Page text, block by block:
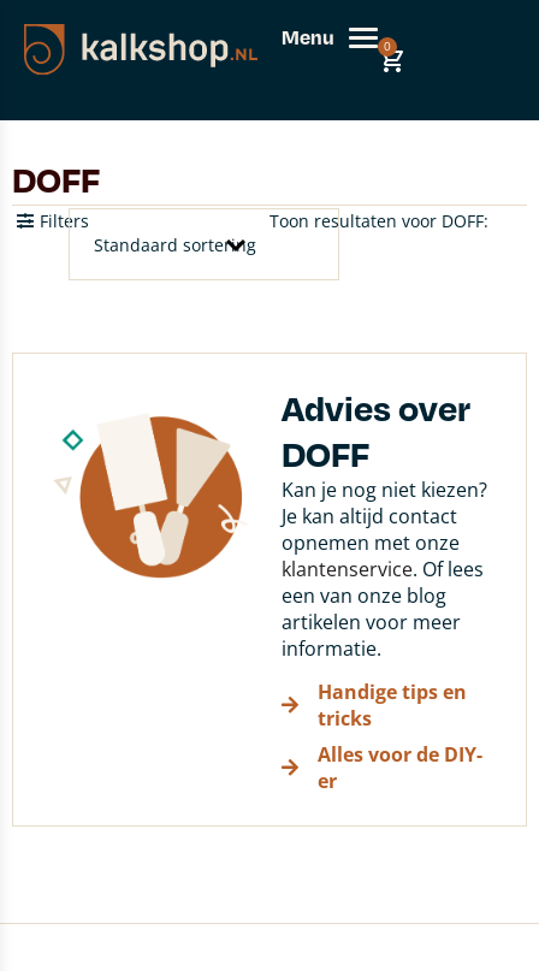
Menu 0
DOFF
Toon resultaten voor DOFF:
Filters
Advies over
DOFF
Kan je nog niet kiezen?
Je kan altijd contact
opnemen met onze
klantenservice. Of lees
een van onze blog
artikelen voor meer
informatie.
Handige tips en
tricks
Alles voor de DIY-
er